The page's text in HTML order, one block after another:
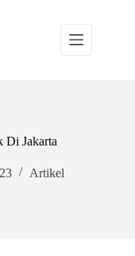
Di Jakarta
Artikel